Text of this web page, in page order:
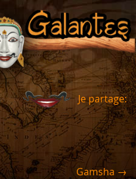
Je partage:
Gamsha →